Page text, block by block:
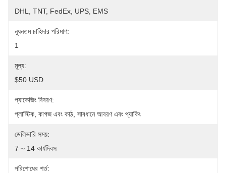
DHL, TNT, FedEx, UPS, EMS
ন্যূনতম চাহিদার পরিমাণ:
1
মূল্য:
$50 USD
প্যাকেজিং বিবরণ:
প্লাস্টিক, কাগজ এবং কাঠ, সাবধানে আবরণ এবং প্যাকিং
ডেলিভারি সময়:
7 ~ 14 কার্যদিবস
পরিশোধের শর্ত: